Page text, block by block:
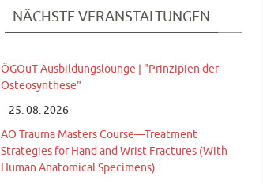
NÄCHSTE VERANSTALTUNGEN
ÖGOuT Ausbildungslounge | "Prinzipien der
Osteosynthese"
25. 08. 2026
AO Trauma Masters Course—Treatment
Strategies for Hand and Wrist Fractures (With
Human Anatomical Specimens)